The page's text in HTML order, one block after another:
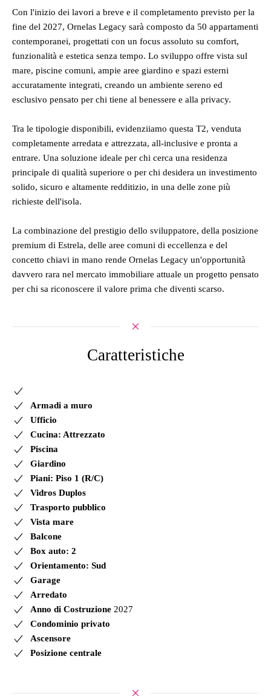
Con l'inizio dei lavori a breve e il completamento previsto per la
fine del 2027, Ornelas Legacy sarà composto da 50 appartamenti
contemporanei, progettati con un focus assoluto su comfort,
funzionalità e estetica senza tempo. Lo sviluppo offre vista sul
mare, piscine comuni, ampie aree giardino e spazi esterni
accuratamente integrati, creando un ambiente sereno ed
esclusivo pensato per chi tiene al benessere e alla privacy.
Tra le tipologie disponibili, evidenziiamo questa T2, venduta
completamente arredata e attrezzata, all-inclusive e pronta a
entrare. Una soluzione ideale per chi cerca una residenza
principale di qualità superiore o per chi desidera un investimento
solido, sicuro e altamente redditizio, in una delle zone più
richieste dell'isola.
La combinazione del prestigio dello sviluppatore, della posizione
premium di Estrela, delle aree comuni di eccellenza e del
concetto chiavi in mano rende Ornelas Legacy un'opportunità
davvero rara nel mercato immobiliare attuale un progetto pensato
per chi sa riconoscere il valore prima che diventi scarso.
Caratteristiche
Armadi a muro
Ufficio
Cucina: Attrezzato
Piscina
Giardino
Piani: Piso 1 (R/C)
Vidros Duplos
Trasporto pubblico
Vista mare
Balcone
Box auto: 2
Orientamento: Sud
Garage
Arredato
Anno di Costruzione 2027
Condominio privato
Ascensore
Posizione centrale